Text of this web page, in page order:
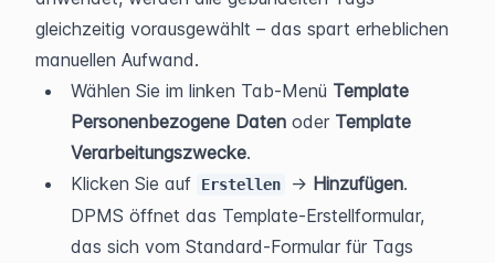
gleichzeitig vorausgewählt – das spart erheblichen
manuellen Aufwand.
Wählen Sie im linken Tab-Menü Template
Personenbezogene Daten oder Template
Verarbeitungszwecke.
Klicken Sie auf
Erstellen → Hinzufügen.
DPMS öffnet das Template-Erstellformular,
das sich vom Standard-Formular für Tags